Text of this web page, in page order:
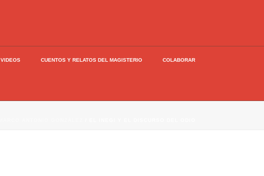
VIDEOS CUENTOS Y RELATOS DEL MAGISTERIO COLABORAR